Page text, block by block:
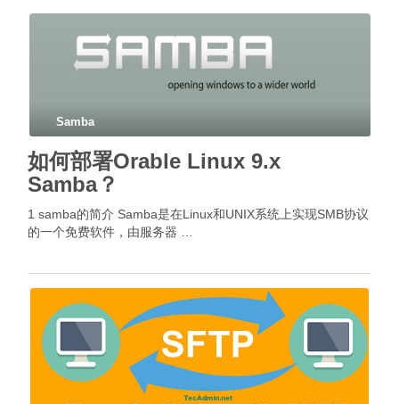
Samba
如何部署Orable Linux 9.x
Samba？
1 samba的简介 Samba是在Linux和UNIX系统上实现SMB协议
的一个免费软件，由服务器 …